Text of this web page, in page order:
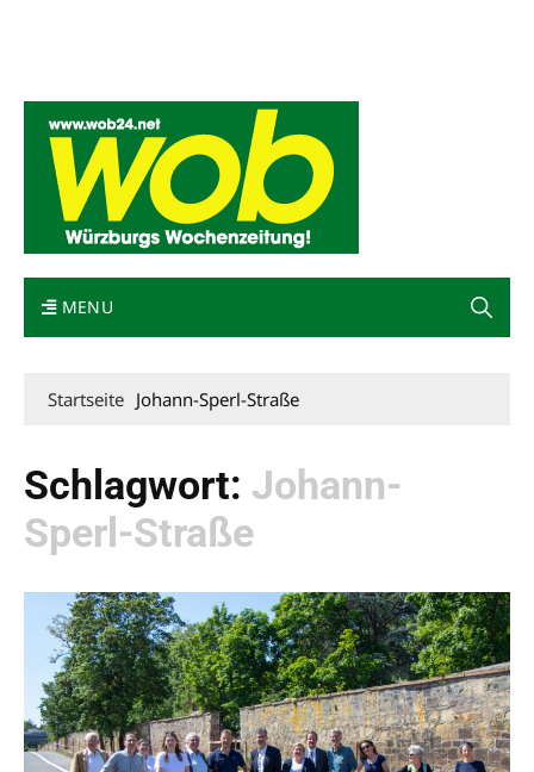
MENU
Startseite Johann-Sperl-Straße
Schlagwort: Johann-
Sperl-Straße